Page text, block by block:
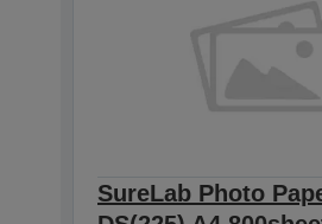
SureLab Photo